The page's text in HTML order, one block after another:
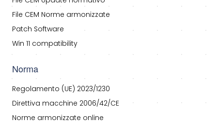
File CEM Norme armonizzate
Patch Software
Win 11 compatibility
Norma
Regolamento (UE) 2023/1230
Direttiva macchine 2006/42/CE
Norme armonizzate online